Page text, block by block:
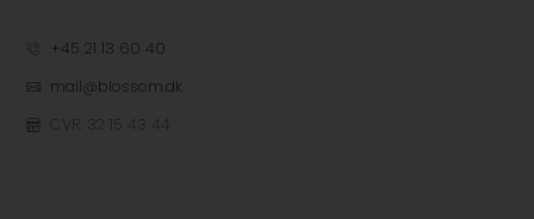
+45 21 13 60 40
mail@blossom.dk
CVR: 32 15 43 44